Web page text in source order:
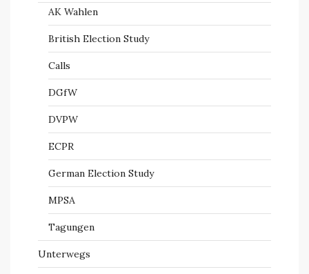
AK Wahlen
British Election Study
Calls
DGfW
DVPW
ECPR
German Election Study
MPSA
Tagungen
Unterwegs